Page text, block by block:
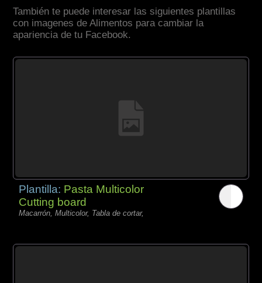
También te puede interesar las siguientes plantillas
con imagenes de Alimentos para cambiar la
apariencia de tu Facebook.
Plantilla: Pasta Multicolor
Cutting board
Macarrón, Multicolor, Tabla de cortar,